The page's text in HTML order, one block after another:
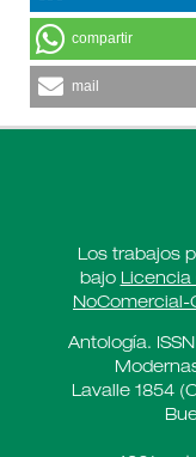
compartir
mail
Los trabajos
bajo
NoComercial-
Antología.
Lavalle 1854